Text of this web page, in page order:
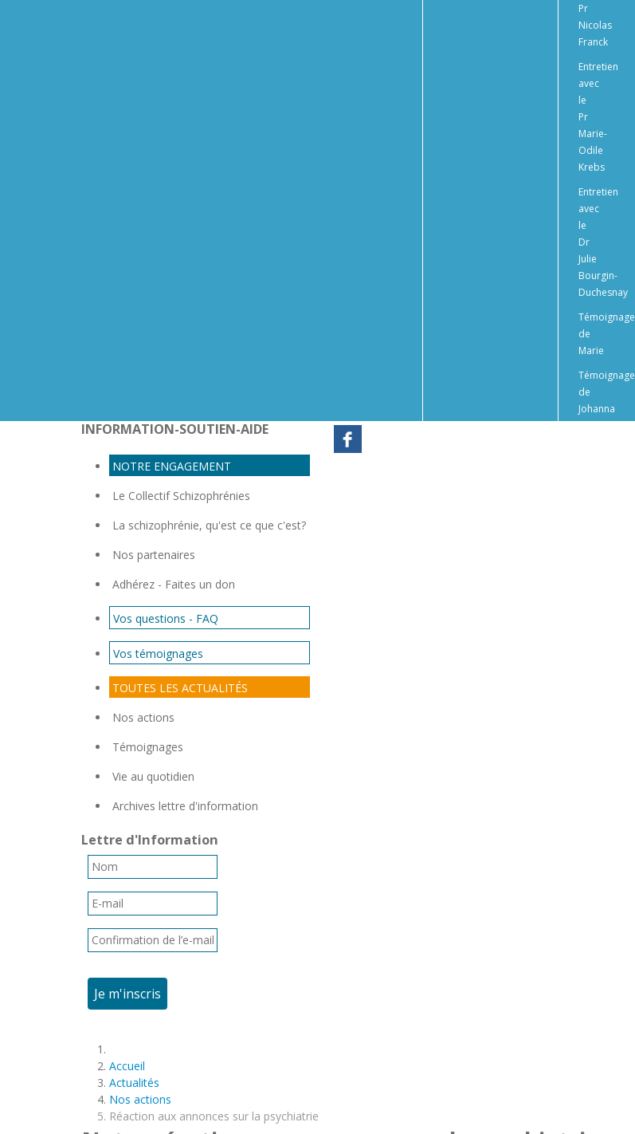
Pr
Nicolas
Franck
Entretien
avec
le
Pr
Marie-
Odile
Krebs
Entretien
avec
le
Dr
Julie
Bourgin-
Duchesnay
Témoignage
de
Marie
Témoignage
de
Johanna
INFORMATION-SOUTIEN-AIDE
NOTRE ENGAGEMENT
Le Collectif Schizophrénies
La schizophrénie, qu'est ce que c'est?
Nos partenaires
Adhérez - Faites un don
Vos questions - FAQ
Vos témoignages
TOUTES LES ACTUALITÉS
Nos actions
Témoignages
Vie au quotidien
Archives lettre d'information
Lettre d'Information
Je m'inscris
Accueil
Actualités
Nos actions
Réaction aux annonces sur la psychiatrie